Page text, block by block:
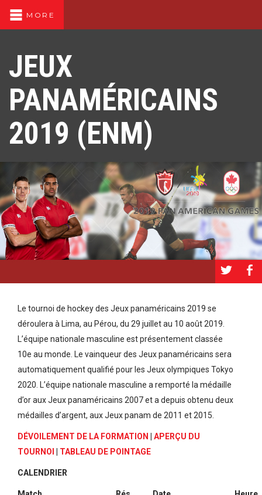
MORE
JEUX
PANAMÉRICAINS
2019 (ENM)
a b
Le tournoi de hockey des Jeux panaméricains 2019 se
déroulera à Lima, au Pérou, du 29 juillet au 10 août 2019.
L’équipe nationale masculine est présentement classée
10e au monde. Le vainqueur des Jeux panaméricains sera
automatiquement qualifié pour les Jeux olympiques Tokyo
2020. L’équipe nationale masculine a remporté la médaille
d’or aux Jeux panaméricains 2007 et a depuis obtenu deux
médailles d’argent, aux Jeux panam de 2011 et 2015.
DÉVOILEMENT DE LA FORMATION
APERÇU DU
TOURNOI
TABLEAU DE POINTAGE
CALENDRIER